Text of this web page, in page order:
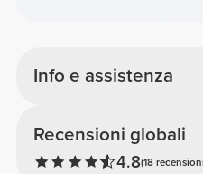
Info e assistenza
Recensioni globali
4.8(18